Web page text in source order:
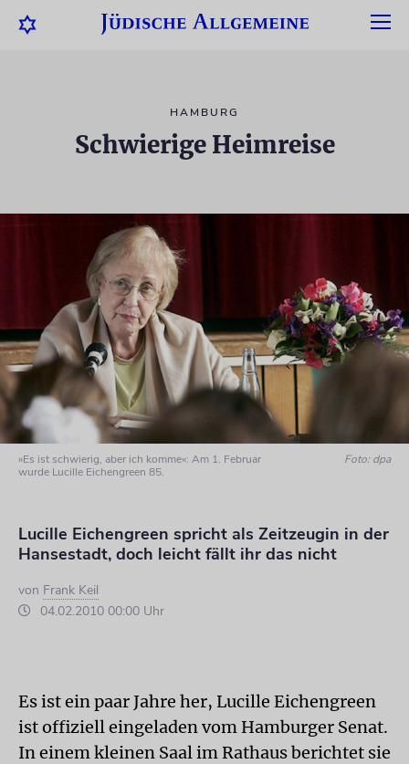
HAMBURG
Schwierige Heimreise
»Es ist schwierig, aber ich komme«: Am 1. Februar
wurde Lucille Eichengreen 85.
Foto: dpa
Lucille Eichengreen spricht als Zeitzeugin in der
Hansestadt, doch leicht fällt ihr das nicht
von Frank Keil
04.02.2010 00:00 Uhr
Es ist ein paar Jahre her, Lucille Eichengreen
ist offiziell eingeladen vom Hamburger Senat.
In einem kleinen Saal im Rathaus berichtet sie